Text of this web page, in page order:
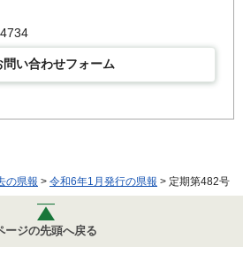
問い合わせフォーム
の県報 > 令和6年1月発行の県報 > 定期第482号
ージの先頭へ戻る